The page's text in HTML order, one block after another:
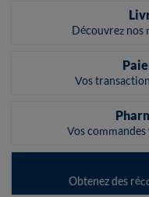
Découvrez nos
Vos
Vos
Obtenez des